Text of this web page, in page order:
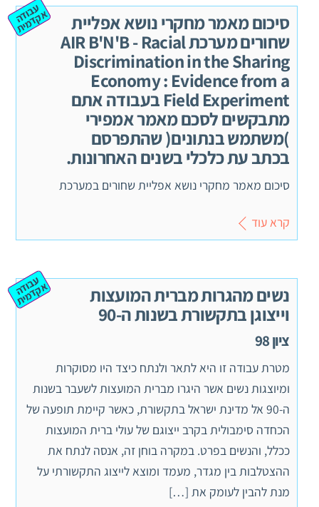
סיכום מאמר מחקרי נושא אפליית
שחורים מערכת AIR B'N'B - Racial
Discrimination in the Sharing
Economy : Evidence from a
Field Experiment בעבודה אתם
מתבקשים לסכם מאמר אמפירי
)משתמש בנתונים( שהתפרסם
בכתב עת כלכלי בשנים האחרונות.
ע
ב
וד
ה
א
ק
ד
מ
ית
סיכום מאמר מחקרי נושא אפליית שחורים במערכת
קרא עוד
נשים מהגרות מברית המועצות
וייצוגן בתקשורת בשנות ה-90
ציון 98
ע
ב
וד
ה
א
ק
ד
מ
ית
מטרת עבודה זו היא לתאר ולנתח כיצד היו מסוקרות
ומיוצגות נשים אשר היגרו מברית המועצות לשעבר בשנות
ה-90 אל מדינת ישראל בתקשורת, כאשר קיימת תופעה של
הכחדה סימבולית בקרב ייצוגם של עולי ברית המועצות
ככלל, והנשים בפרט. במקרה בוחן זה, אנסה לנתח את
ההצטלבות בין מגדר, מעמד ומוצא לייצוג התקשורתי על
מנת להבין לעומק את […]